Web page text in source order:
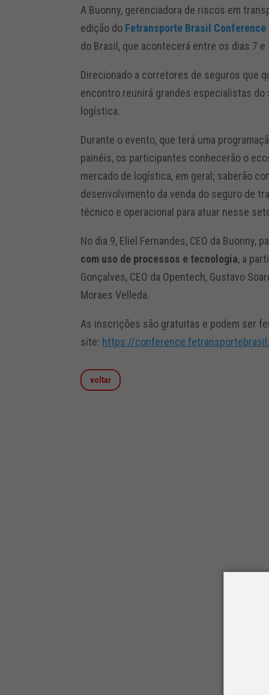
A Buonny, gerenciadora de riscos em
edição do Fetransporte Brasil Conference
do Brasil, que acontecerá entre os dias 7 e
Direcionado a corretores de seguros que
encontro reunirá grandes especialistas
logística.
Durante o evento, que terá uma
painéis, os participantes conhecerão o
mercado de logística, em geral; saberão
desenvolvimento da venda do seguro de
técnico e operacional para atuar nesse
No dia 9, Eliel Fernandes, CEO da Buonny,
com uso de processos e tecnologia, a
Gonçalves, CEO da Opentech, Gustavo
Moraes Velleda.
As inscrições são gratuitas e podem ser
site: https://
voltar